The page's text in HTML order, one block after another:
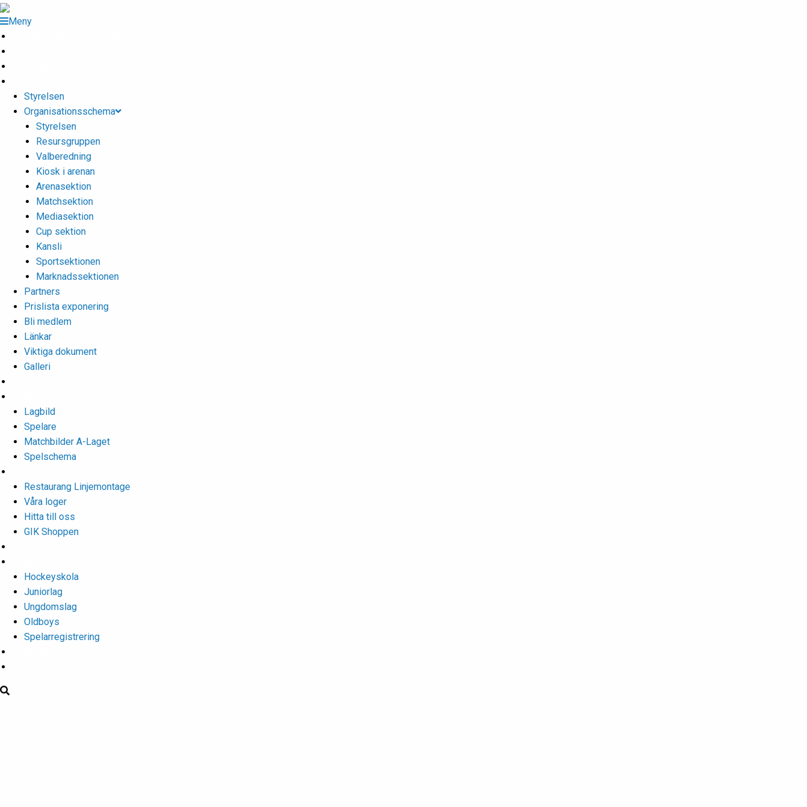
Meny
Styrelsen
Organisationsschema
Styrelsen
Resursgruppen
Valberedning
Kiosk i arenan
Arenasektion
Matchsektion
Mediasektion
Cup sektion
Kansli
Sportsektionen
Marknadssektionen
Partners
Prislista exponering
Bli medlem
Länkar
Viktiga dokument
Galleri
Lagbild
Spelare
Matchbilder A-Laget
Spelschema
Restaurang Linjemontage
Våra loger
Hitta till oss
GIK Shoppen
Hockeyskola
Juniorlag
Ungdomslag
Oldboys
Spelarregistrering